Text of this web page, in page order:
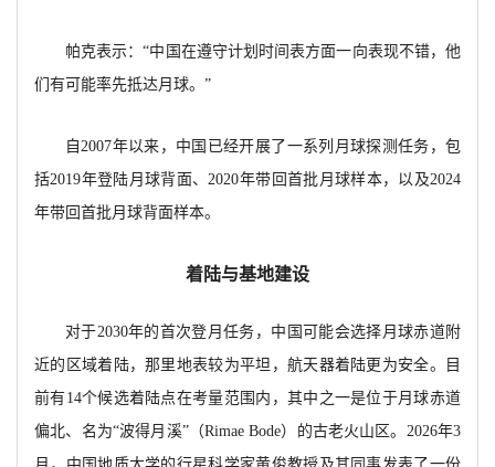
帕克表示：“中国在遵守计划时间表方面一向表现不错，他
们有可能率先抵达月球。”
自2007年以来，中国已经开展了一系列月球探测任务，包
括2019年登陆月球背面、2020年带回首批月球样本，以及2024
年带回首批月球背面样本。
着陆与基地建设
对于2030年的首次登月任务，中国可能会选择月球赤道附
近的区域着陆，那里地表较为平坦，航天器着陆更为安全。目
前有14个候选着陆点在考量范围内，其中之一是位于月球赤道
偏北、名为“波得月溪”（Rimae Bode）的古老火山区。2026年3